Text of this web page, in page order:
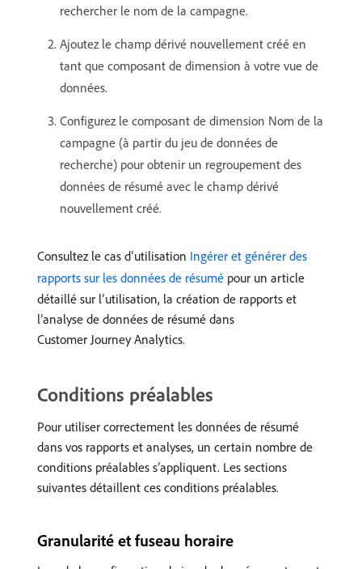
rechercher le nom de la campagne.
Ajoutez le champ dérivé nouvellement créé en
tant que composant de dimension à votre vue de
données.
Configurez le composant de dimension Nom de la
campagne (à partir du jeu de données de
recherche) pour obtenir un regroupement des
données de résumé avec le champ dérivé
nouvellement créé.
Consultez le cas d’utilisation Ingérer et générer des
rapports sur les données de résumé pour un article
détaillé sur l’utilisation, la création de rapports et
l’analyse de données de résumé dans
Customer Journey Analytics.
Conditions préalables
Pour utiliser correctement les données de résumé
dans vos rapports et analyses, un certain nombre de
conditions préalables s’appliquent. Les sections
suivantes détaillent ces conditions préalables.
Granularité et fuseau horaire